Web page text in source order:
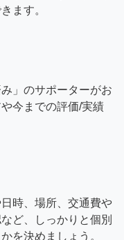
ます。
」のサポーターがお
今までの評価/実績
時、場所、交通費や
ど、しっかりと個別
を決めましょう。